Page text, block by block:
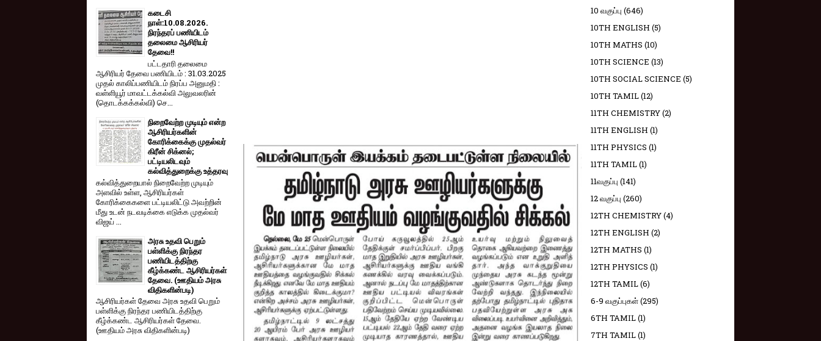
கடைசி
நாள்:10.08.2026.
நிரந்தரப் பணியிடம்
தலைமை ஆசிரியர்
தேவை!!
பட்டதாரி தலைமை
ஆசிரியர் தேவை பணியிடம் : 31.03.2025
முதல் காலிப்பணியிடம் நிரப்ப அனுமதி :
வள்ளியூர் மாவட்டக்கல்வி அலுவலரின்
(தொடக்கக்கல்வி) செ...
நிறைவேற்ற முடியும் என்ற
ஆசிரியர்களின்
கோரிக்கைக்கு முதல்வர்
கிரீன் சிக்னல்;
பட்டியலிடவும்
கல்வித்துறைக்கு உத்தரவு
கல்வித்துறையால் நிறைவேற்ற முடியும்
அளவில் உள்ள, ஆசிரியர்கள்
கோரிக்கைகளை பட்டியலிட்டு அவற்றின்
மீது உடன் நடவடிக்கை எடுக்க முதல்வர்
விஜய் ...
அரசு உதவி பெறும்
பள்ளிக்கு நிரந்தர
பணியிடத்திற்கு
கீழ்க்கண்ட ஆசிரியர்கள்
தேவை. (ஊதியம் அரசு
விதிகளின்படி)
ஆசிரியர்கள் தேவை அரசு உதவி பெறும்
பள்ளிக்கு நிரந்தர பணியிடத்திற்கு
கீழ்க்கண்ட ஆசிரியர்கள் தேவை.
(ஊதியம் அரசு விதிகளின்படி)
10 வகுப்பு (646)
10TH ENGLISH (5)
10TH MATHS (10)
10TH SCIENCE (13)
10TH SOCIAL SCIENCE (5)
10TH TAMIL(12)
11TH CHEMISTRY(2)
11TH ENGLISH (1)
11TH PHYSICS (1)
11TH TAMIL(1)
11வகுப்பு (141)
12 வகுப்பு (260)
12TH CHEMISTRY(4)
12TH ENGLISH (2)
12TH MATHS (1)
12TH PHYSICS (1)
12TH TAMIL(6)
6-9 வகுப்புகள்(295)
6TH TAMIL(1)
7TH TAMIL(1)